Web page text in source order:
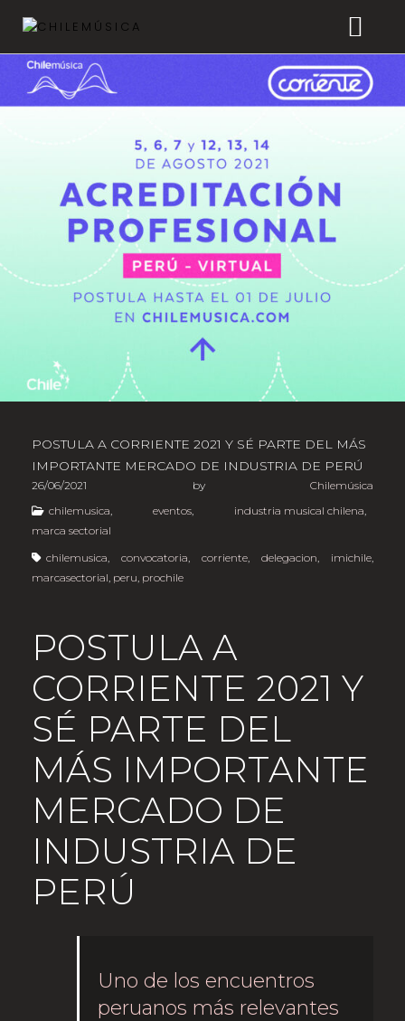
EFEMÉRIDES
PLAYLISTS
ESTUDIOS
FAQ
TRANSPARENCIA
POSTULA A CORRIENTE 2021 Y SÉ PARTE DEL MÁS
IMPORTANTE MERCADO DE INDUSTRIA DE PERÚ
26/06/2021 by Chilemúsica
chilemusica
eventos industria musical chilena
marca sectorial
chilemusica
convocatoria corriente delegacion imichile
marcasectorial peru prochile
POSTULA A
CORRIENTE 2021 Y
SÉ PARTE DEL
MÁS IMPORTANTE
MERCADO DE
INDUSTRIA DE
PERÚ
Uno de los encuentros
peruanos más relevantes